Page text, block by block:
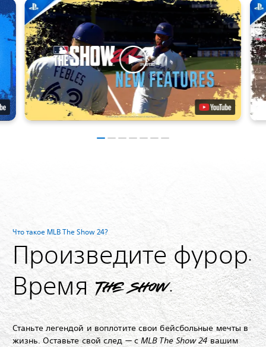
Что такое MLB The Show 24?
Произведите фурор.
Время The Show.
Станьте легендой и воплотите свои бейсбольные мечты в
жизнь. Оставьте свой след — сMLB The Show 24вашим